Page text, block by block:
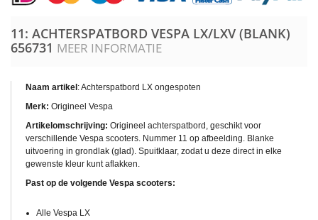
11: ACHTERSPATBORD VESPA LX/LXV (BLANK)
656731 MEER INFORMATIE
Naam artikel : Achterspatbord LX ongespoten
Merk: Origineel Vespa
Artikelomschrijving: Origineel achterspatbord, geschikt voor
verschillende Vespa scooters. Nummer 11 op afbeelding. Blanke
uitvoering in grondlak (glad). Spuitklaar, zodat u deze direct in elke
gewenste kleur kunt aflakken.
Past op de volgende Vespa scooters:
Alle Vespa LX